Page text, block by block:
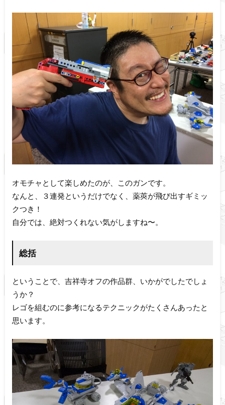
オモチャとして楽しめたのが、このガンです。
なんと、３連発というだけでなく、薬莢が飛び出すギミッ
クつき！
自分では、絶対つくれない気がしますね〜。
総括
ということで、吉祥寺オフの作品群、いかがでしたでしょ
うか？
レゴを組むのに参考になるテクニックがたくさんあったと
思います。